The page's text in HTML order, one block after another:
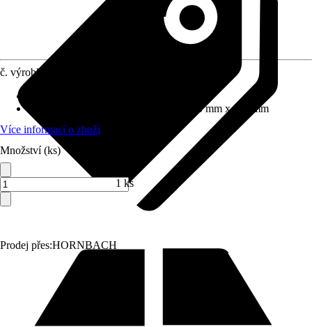
Prodej přes:HORNBACH
č. výrobku
230 mm x 110 mm
Více informací o zboží
Množství (ks)
1 ks